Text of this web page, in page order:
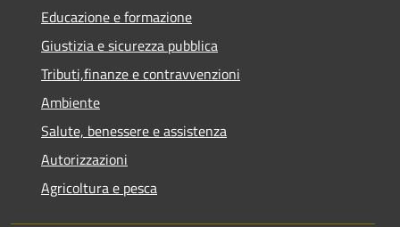
Educazione e formazione
Giustizia e sicurezza pubblica
Tributi,finanze e contravvenzioni
Ambiente
Salute, benessere e assistenza
Autorizzazioni
Agricoltura e pesca